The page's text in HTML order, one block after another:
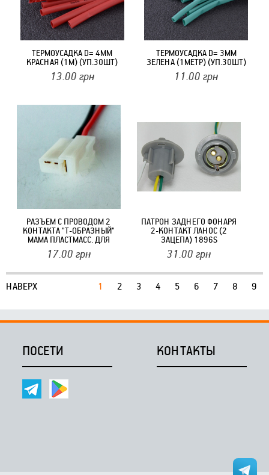
ТЕРМОУСАДКА D= 4MM
КРАСНАЯ (1М) (УП.30ШТ)
13.00 грн
ТЕРМОУСАДКА D= 3MM
ЗЕЛЕНА (1МЕТР) (УП.30ШТ)
11.00 грн
РАЗЪЕМ С ПРОВОДОМ 2
КОНТАКТА "Т-ОБРАЗНЫЙ"
МАМА ПЛАСТМАСС. ДЛЯ
ПРИКУРИВАТЕЛЯ 1018-Z
(58764)
17.00 грн
ПАТРОН ЗАДНЕГО ФОНАРЯ
2-КОНТАКТ ЛАНОС (2
ЗАЦЕПА) 1896S
31.00 грн
1 2 3 4 5 6 7 8 9
НАВЕРХ
ПОСЕТИ КОНТАКТЫ